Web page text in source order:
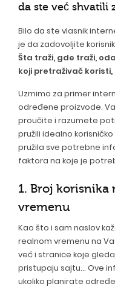
da ste već shvatili
Bilo da ste vlasnik
je da zadovoljite
Šta traži, gde traži,
koji pretraživač
Uzmimo za primer
određene proizvode.
proučite i razumete
pružili idealno
pružila sve potrebne
faktora na koje je
1. Broj korisnika
vremenu
Kao što i sam naslov
realnom vremenu na
već i stranice koje
pristupaju sajtu... Ove
ukoliko planirate